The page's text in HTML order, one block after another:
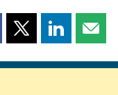
Partager
page
Partager
page page